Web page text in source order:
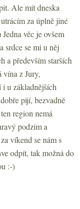
Ale mít dneska
za úplně jiné
věc je ovšem
srdce se mi u něj
a především starších
vína z Jury,
i u základnějších
pijí, bezvadně
region nemá
podzim a
víkend se nám s
odpít, tak možná do
:-)